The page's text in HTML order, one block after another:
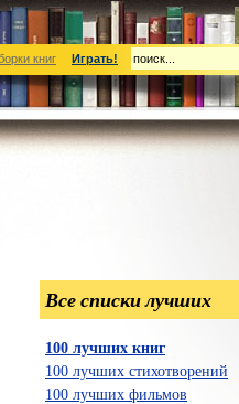
книг Играть!
Все списки лучших
100 лучших книг
100 лучших стихотворений
100 лучших фильмов